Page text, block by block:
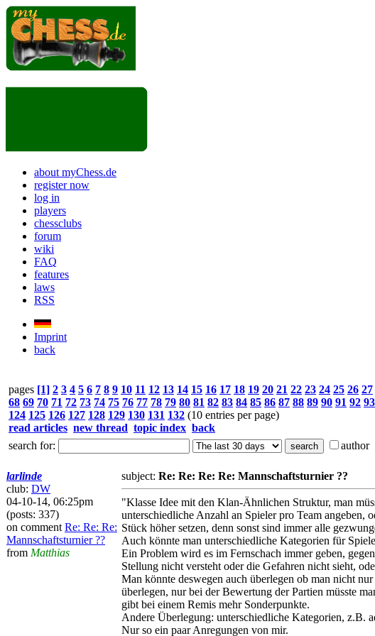
about myChess.de
register now
log in
players
chessclubs
forum
wiki
FAQ
features
laws
RSS
Imprint
back
pages [1] 2 3 4 5 6 7 8 9 10 11 12 13 14 15 16 17 18 19 20 21 22 23 24 25 26 27
68 69 70 71 72 73 74 75 76 77 78 79 80 81 82 83 84 85 86 87 88 89 90 91 92 93
124 125 126 127 128 129 130 131 132 (10 entries per page)
read articles new thread topic index back
search for:
author
larlinde
club: DW
04-10-14, 06:25pm
(posts: 337)
on comment Re: Re: Re:
Mannschaftsturnier ??
from Matthias
subject: Re: Re: Re: Re: Mannschaftsturnier ??
"Klasse Idee mit den Klan-Ähnlichen Struktur, man
unterschiedliche Anzahl an Spieler pro Team angeben,
Stück höher setzen, denn sonst sind immer alle
Auch könnte man unterschiedliche Kategorien für
Ein Problem wird es im Fernschach immer geben,
Stellung nicht versteht oder die Gefahren nicht sieht,
Man könnte deswegen auch überlegen ob man nicht
überlegen, nur bei der Bewertung der Partien müsste
gibt bei einem Remis mehr Sonderpunkte.
Andere Überlegung: unterschiedliche Kategorien, z.B.
Nur so ein paar Anregungen von mir.